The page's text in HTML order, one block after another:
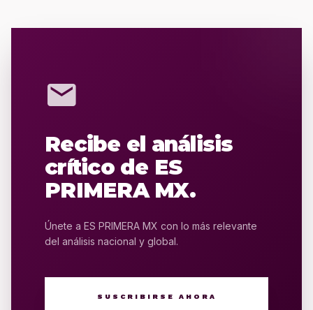
mail
Recibe el análisis
crítico de ES
PRIMERA MX.
Únete a ES PRIMERA MX con lo más relevante
del análisis nacional y global.
SUSCRIBIRSE AHORA